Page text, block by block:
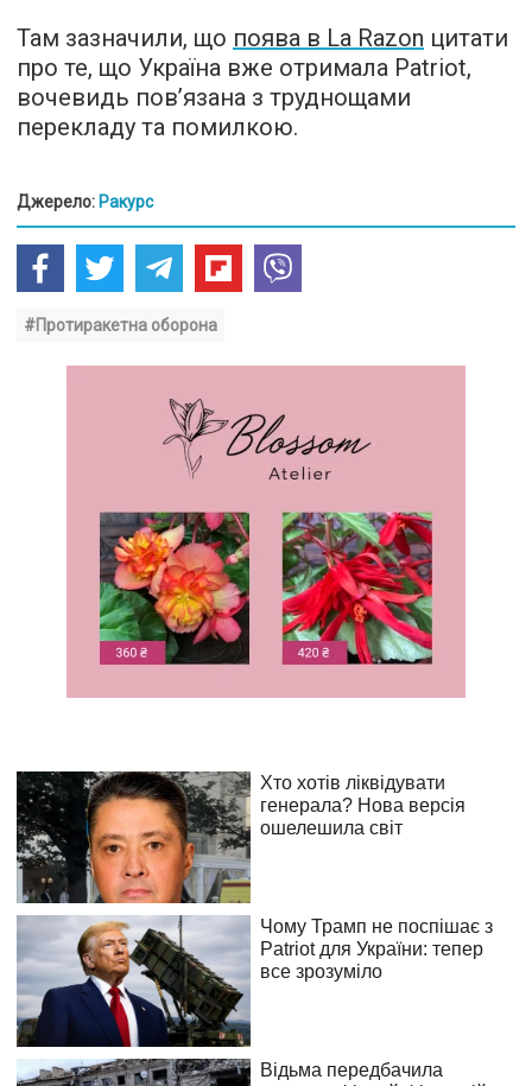
Там зазначили, що поява в La Razon цитати
про те, що Україна вже отримала Patriot,
вочевидь пов’язана з труднощами
перекладу та помилкою.
Джерело: Ракурс
#Протиракетна оборона